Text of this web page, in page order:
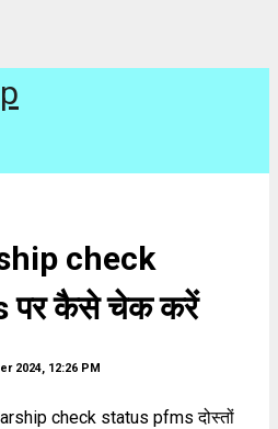
check
पर कैसे चेक करें
2024, 12:26 PM
check status pfms दोस्तों